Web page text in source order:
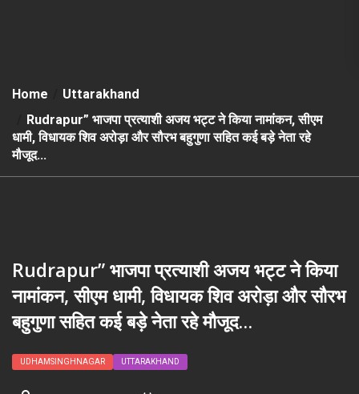
Home
Uttarakhand
Rudrapur” भाजपा प्रत्याशी अजय भट्ट ने किया नामांकन, सीएम
धामी, विधायक शिव अरोड़ा और सौरभ बहुगुणा सहित कई बड़े नेता रहे
मौजूद…
Rudrapur” भाजपा प्रत्याशी अजय भट्ट ने किया
नामांकन, सीएम धामी, विधायक शिव अरोड़ा और सौरभ
बहुगुणा सहित कई बड़े नेता रहे मौजूद…
UDHAMSINGHNAGAR UTTARAKHAND